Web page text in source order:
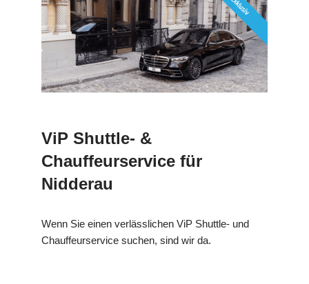
ViP Shuttle- &
Chauffeurservice für
Nidderau
Wenn Sie einen verlässlichen ViP Shuttle- und
Chauffeurservice suchen, sind wir da.